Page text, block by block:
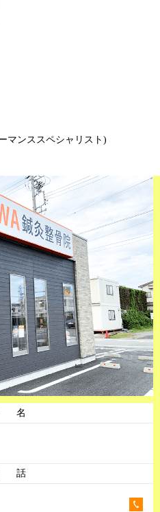
マンススペシャリスト)
名
話